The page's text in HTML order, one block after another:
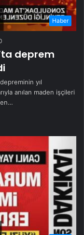
Haber
deprem
yıl
anılan maden işçileri